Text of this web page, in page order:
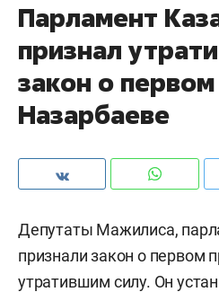
Парламент
признал
закон о
Назарбаеве
Депутаты Мажилиса,
признали закон о первом
утратившим силу. Он